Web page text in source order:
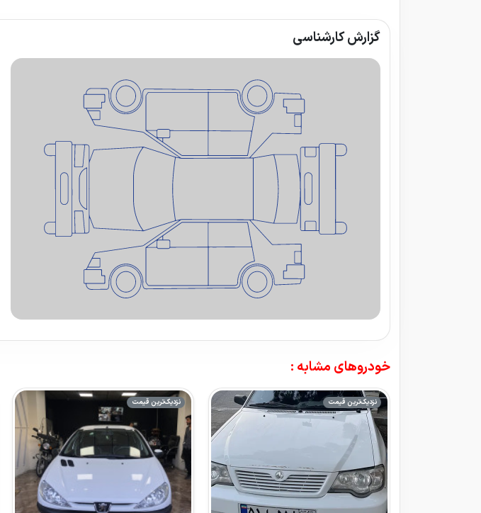
گزارش کارشناسی
خودروهای مشابه :
نزدیک‌ترین قیمت نزدیک‌ترین قیمت